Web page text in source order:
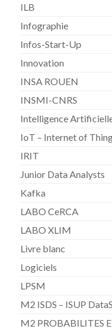
ILB
Infographie
Infos-Start-Up
Innovation
INSA ROUEN
INSMI-CNRS
Intelligence
IoT – Internet of
IRIT
Junior Data Analysts
Kafka
LABO CeRCA
LABO XLIM
Livre blanc
Logiciels
LPSM
M2 ISDS – ISUP
M2 PROBABILITES